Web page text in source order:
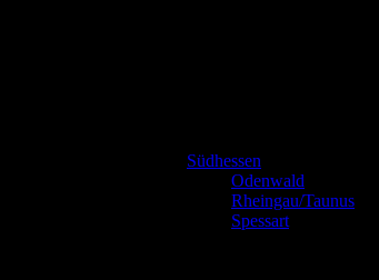
Südhessen
Odenwald
Rheingau/Taunus
Spessart